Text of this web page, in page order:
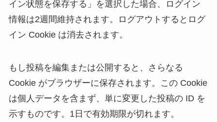
イン状態を保存する」を選択した場合、ログイン
情報は2週間維持されます。ログアウトするとログ
イン Cookie は消去されます。
もし投稿を編集または公開すると、さらなる
Cookie がブラウザーに保存されます。この Cookie
は個人データを含まず、単に変更した投稿の ID を
示すものです。1日で有効期限が切れます。